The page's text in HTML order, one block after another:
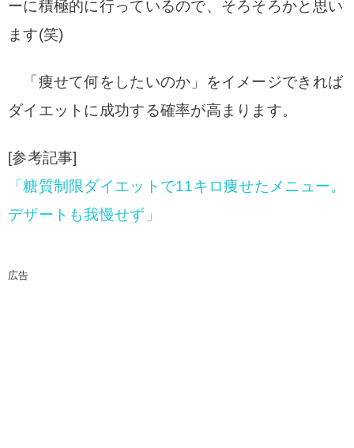
ーに積極的に行っているので、そろそろかと思い
ます(笑)
「痩せて何をしたいのか」をイメージできれば
ダイエットに成功する確率が高まります。
[参考記事]
「糖質制限ダイエットで11キロ痩せたメニュー。
デザートも我慢せず」
広告